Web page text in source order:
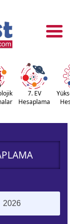
7. EV
Hesaplama